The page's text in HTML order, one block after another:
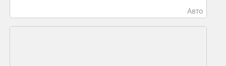
Авто